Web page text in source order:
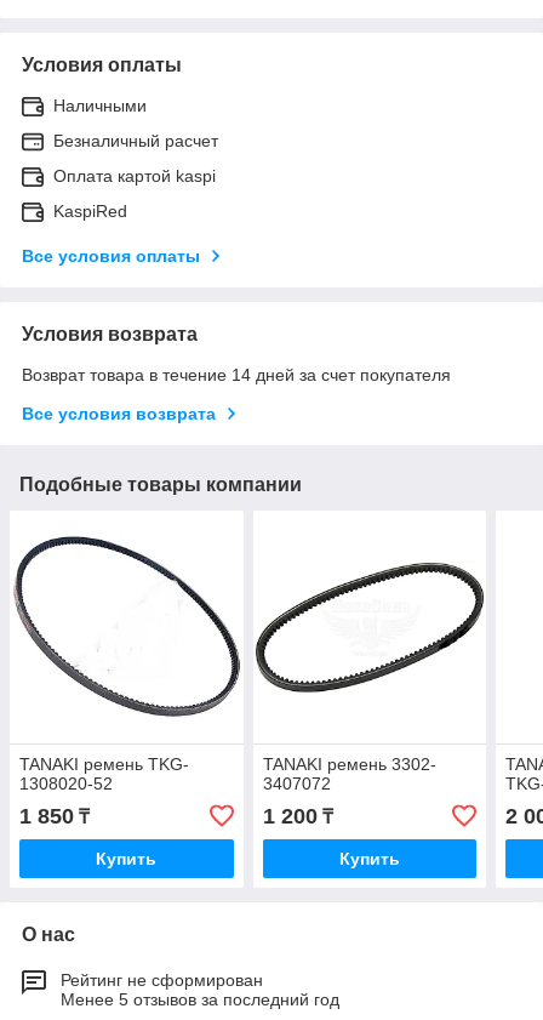
Условия оплаты
Наличными
Безналичный расчет
Оплата картой kaspi
KaspiRed
Все условия оплаты
Условия возврата
Возврат товара в течение 14 дней за счет покупателя
Все условия возврата
Подобные товары компании
TANAKI ремень TKG-
1308020-52
1 850 ₸
Купить
TANAKI ремень 3302-
3407072
1 200₸
Купить
2
О нас
Рейтинг не сформирован
Менее 5 отзывов за последний год